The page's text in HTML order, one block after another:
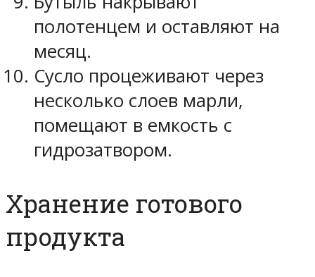
полотенцем и оставляют на
месяц.
Сусло процеживают через
несколько слоев марли,
помещают в емкость с
гидрозатвором.
Хранение готового
продукта